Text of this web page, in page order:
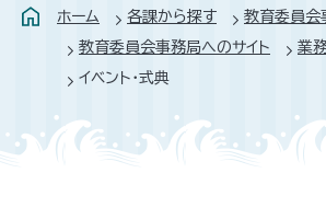
ホーム 各課から探す 教育委員会
教育委員会事務局へのサイト
業
イベント・式典